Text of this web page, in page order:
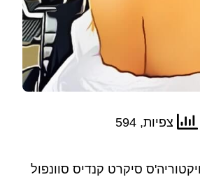
צפיות, 594
סיקרט קנדיס סוונפול